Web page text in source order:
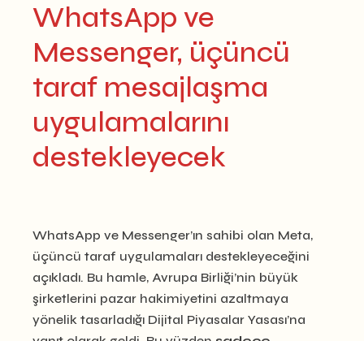
WhatsApp ve
Messenger, üçüncü
taraf mesajlaşma
uygulamalarını
destekleyecek
WhatsApp ve Messenger’ın sahibi olan Meta,
üçüncü taraf uygulamaları destekleyeceğini
açıkladı. Bu hamle, Avrupa Birliği’nin büyük
şirketlerini pazar hakimiyetini azaltmaya
yönelik tasarladığı Dijital Piyasalar Yasası’na